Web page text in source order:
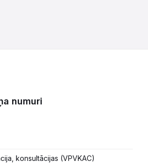
numuri
konsultācijas (VPVKAC)